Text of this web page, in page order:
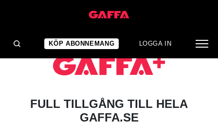
KÖP ABONNEMANG LOGGA IN
FULL TILLGÅNG TILL HELA
GAFFA.SE